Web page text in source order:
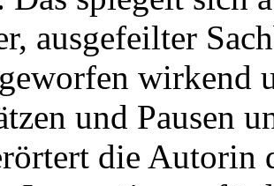
ausgefeilter
wirkend
und Pausen
die Autorin